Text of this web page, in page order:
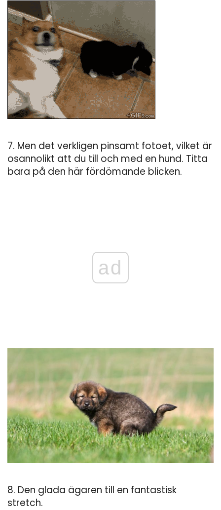
7. Men det verkligen pinsamt fotoet, vilket är
osannolikt att du till och med en hund. Titta
bara på den här fördömande blicken.
ad
8. Den glada ägaren till en fantastisk
stretch.